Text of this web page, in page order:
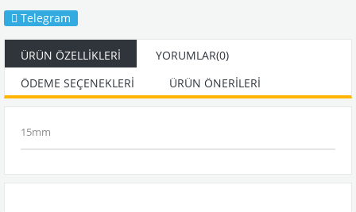
Telegram
ÜRÜN ÖZELLIKLERI YORUMLAR(0)
ÖDEME SEÇENEKLERI
ÜRÜN ÖNERILERI
15mm